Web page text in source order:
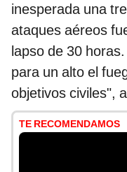
inesperada una
ataques aéreos
lapso de 30
para un alto el
objetivos civiles",
TE RECOMENDAMOS